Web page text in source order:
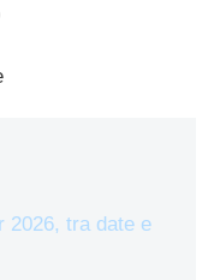
2026, tra date e